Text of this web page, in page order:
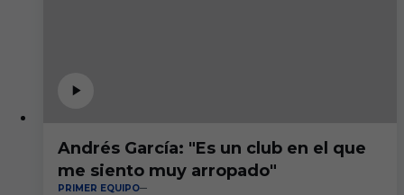
Andrés García: "Es un club en el que
me siento muy arropado"
PRIMER EQUIPO